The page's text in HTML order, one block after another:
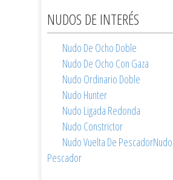
NUDOS DE INTERÉS
Nudo De Ocho Doble
Nudo De Ocho Con Gaza
Nudo Ordinario Doble
Nudo Hunter
Nudo Ligada Redonda
Nudo Constrictor
Nudo Vuelta De Pescador
Pescador